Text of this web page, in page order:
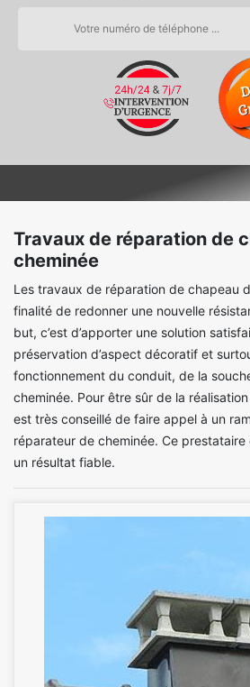
Travaux de réparation de
cheminée
Les travaux de réparation de chapeau
finalité de redonner une nouvelle
but, c’est d’apporter une solution
préservation d’aspect décoratif et
fonctionnement du conduit, de la
cheminée. Pour être sûr de la
est très conseillé de faire appel à un
réparateur de cheminée. Ce
un résultat fiable.